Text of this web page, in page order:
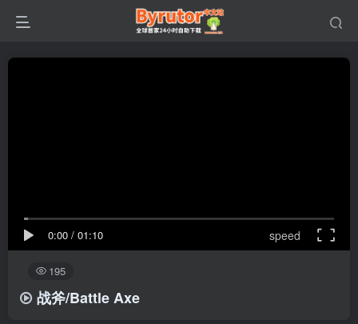
0:00 / 01:10 speed
195
战斧/Battle Axe